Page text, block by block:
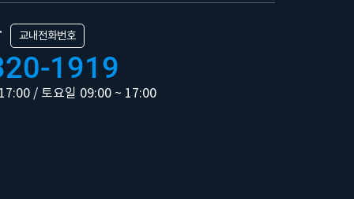
교내전화번호
1919
/ 토요일 09:00 ~ 17:00